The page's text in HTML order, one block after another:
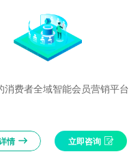
消费者全域智能会员营销平台
情 立即咨询